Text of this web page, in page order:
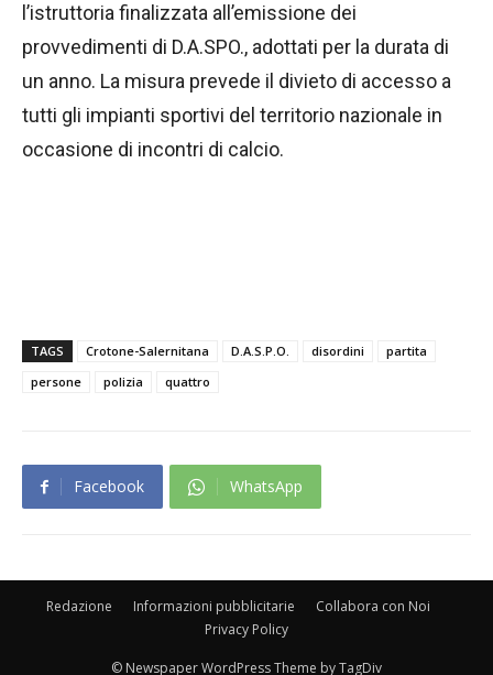
l’istruttoria finalizzata all’emissione dei
provvedimenti di D.A.SPO., adottati per la durata di
un anno. La misura prevede il divieto di accesso a
tutti gli impianti sportivi del territorio nazionale in
occasione di incontri di calcio.
TAGS Crotone-Salernitana D.A.S.P.O. disordini
partita
persone
polizia quattro
Facebook WhatsApp
Redazione Informazioni pubblicitarie
Collabora con Noi
Privacy Policy
© Newspaper WordPress Theme by TagDiv